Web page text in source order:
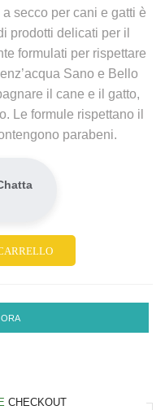
secco per cani e gatti è
prodotti delicati per il
formulati per rispettare
Sano e Bello
il cane e il gatto,
Le formule rispettano il
parabeni.
CHECKOUT